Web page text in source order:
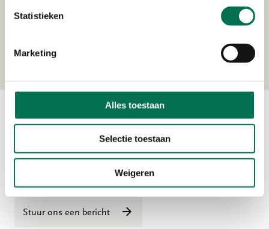
Statistieken
Marketing
Alles toestaan
Selectie toestaan
Weigeren
Uilenvlietsehaven 1, 2995 BE Heerjansdam
Contact
Ma t/m vr 08:00 tot 16:30 uur
Stuur ons een bericht